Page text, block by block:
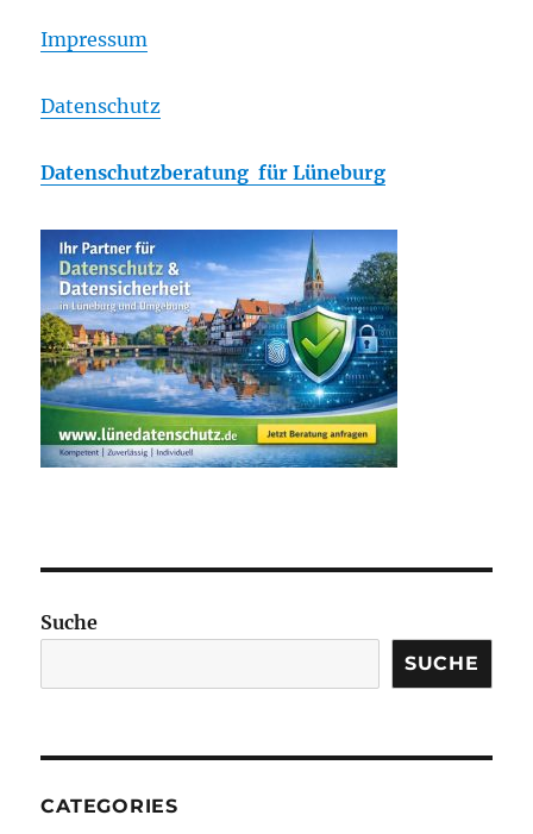
Impressum
Datenschutz
Datenschutzberatung für Lüneburg
Suche
SUCHE
CATEGORIES